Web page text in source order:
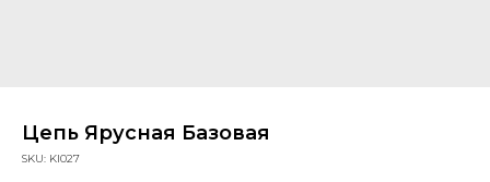
Цепь Ярусная Базовая
SKU: KI027